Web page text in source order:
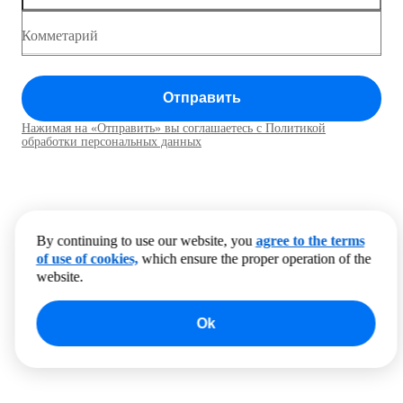
Комметарий
Отправить
Нажимая на «Отправить» вы соглашаетесь с Политикой
обработки персональных данных
By continuing to use our website, you agree to the terms
of use of cookies,which ensure the proper operation of the
website.
Ok